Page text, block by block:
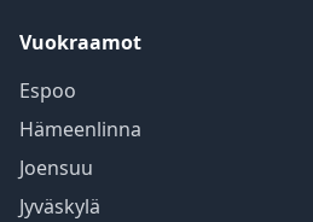
Vuokraamot
Espoo
Hämeenlinna
Joensuu
Jyväskylä